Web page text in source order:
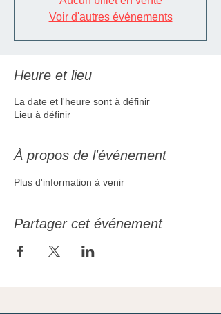
Voir d'autres événements
Heure et lieu
La date et l'heure sont à définir
Lieu à définir
À propos de l'événement
Plus d'information à venir
Partager cet événement